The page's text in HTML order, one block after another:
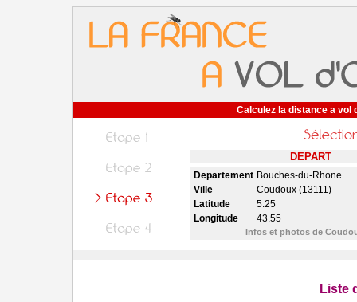
Calculez la distance a vol
DEPART
Departement Bouches-du-Rhone
Ville
Coudoux (13111)
Latitude
5.25
Longitude
43.55
Infos et photos de
Liste